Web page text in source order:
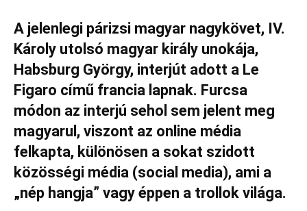
A jelenlegi párizsi magyar nagykövet, IV.
Károly utolsó magyar király unokája,
Habsburg György, interjút adott a Le
Figaro című francia lapnak. Furcsa
módon az interjú sehol sem jelent meg
magyarul, viszont az online média
felkapta, különösen a sokat szidott
közösségi média (social media), ami a
„nép hangja” vagy éppen a trollok világa.